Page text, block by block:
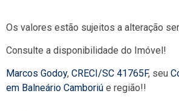
Os valores estão sujeitos a alteração
Consulte a disponibilidade do Imóvel!
Marcos Godoy, CRECI/SC 41765F, seu
em Balneário Camboriú e região!!